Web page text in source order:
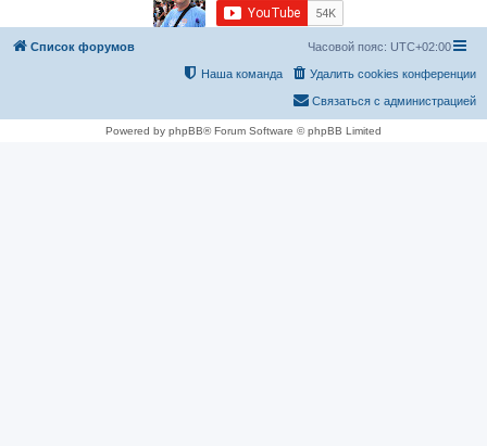
Список форумов Часовой пояс: UTC+02:00
Удалить cookies конференции
Наша команда
Связаться с администрацией
Powered by phpBB® Forum Software © phpBB Limited